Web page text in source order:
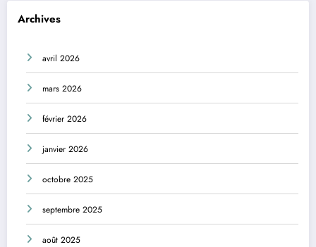
Archives
avril 2026
mars 2026
février 2026
janvier 2026
octobre 2025
septembre 2025
août 2025